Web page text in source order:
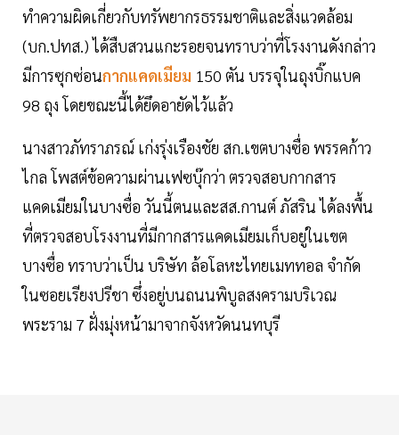
ทำความผิดเกี่ยวกับทรัพยากรธรรมชาติและสิ่งแวดล้อม
(บก.ปทส.) ได้สืบสวนแกะรอยจนทราบว่าที่โรงงานดังกล่าว
มีการซุกซ่อนกากแคดเมียม 150 ตัน บรรจุในถุงบิ๊กแบค
98 ถุง โดยขณะนี้ได้ยึดอายัดไว้แล้ว
นางสาวภัทราภรณ์ เก่งรุ่งเรืองชัย สก.เขตบางซื่อ พรรคก้าว
ไกล โพสต์ข้อความผ่านเฟซบุ๊กว่า ตรวจสอบกากสาร
แคดเมียมในบางซื่อ วันนี้ตนและสส.กานต์ ภัสริน ได้ลงพื้น
ที่ตรวจสอบโรงงานที่มีกากสารแคดเมียมเก็บอยู่ในเขต
บางซื่อ ทราบว่าเป็น บริษัท ล้อโลหะไทยเมททอล จำกัด
ในซอยเรียงปรีชา ซึ่งอยู่บนถนนพิบูลสงครามบริเวณ
พระราม 7 ฝั่งมุ่งหน้ามาจากจังหวัดนนทบุรี